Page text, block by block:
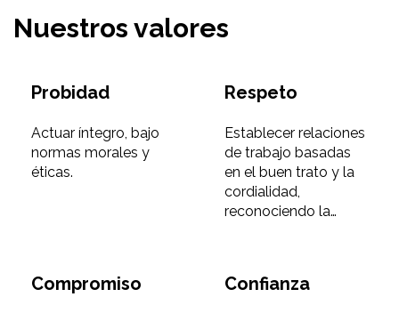
Nuestros valores
Probidad
Actuar íntegro, bajo
normas morales y
éticas.
Respeto
Establecer relaciones
de trabajo basadas
en el buen trato y la
cordialidad,
reconociendo la
cualidades de los
Compromiso Confianza